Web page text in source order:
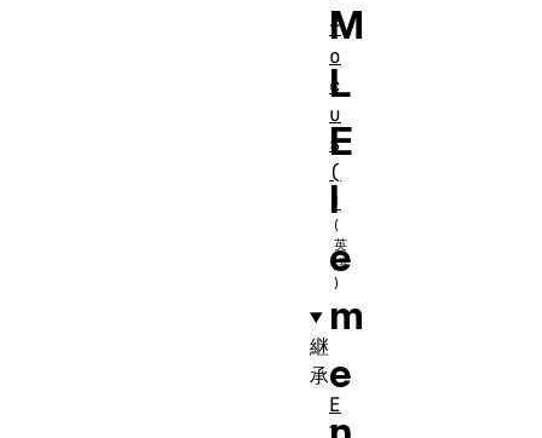
M
L
E
l
e
m
e
f
o
c
u
s
(
)
継
承
E